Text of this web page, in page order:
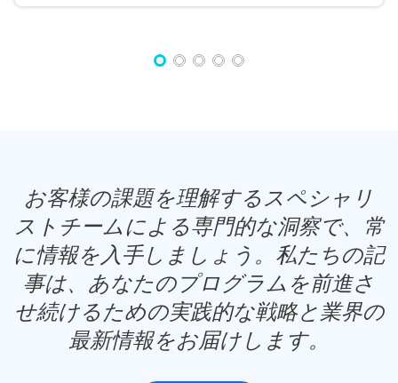
お客様の課題を理解するスペシャリ
ストチームによる専門的な洞察で、常
に情報を入手しましょう。私たちの記
事は、あなたのプログラムを前進さ
せ続けるための実践的な戦略と業界の
最新情報をお届けします。